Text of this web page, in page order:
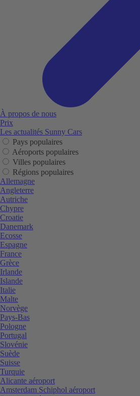
À propos de nous
Prix
Les actualités Sunny Cars
Pays populaires
Aéroports populaires
Villes populaires
Régions populaires
Allemagne
Angleterre
Autriche
Chypre
Croatie
Danemark
Ecosse
Espagne
France
Grèce
Irlande
Islande
Italie
Malte
Norvège
Pays-Bas
Pologne
Portugal
Slovénie
Suède
Suisse
Turquie
Alicante aéroport
Amsterdam Schiphol aéroport